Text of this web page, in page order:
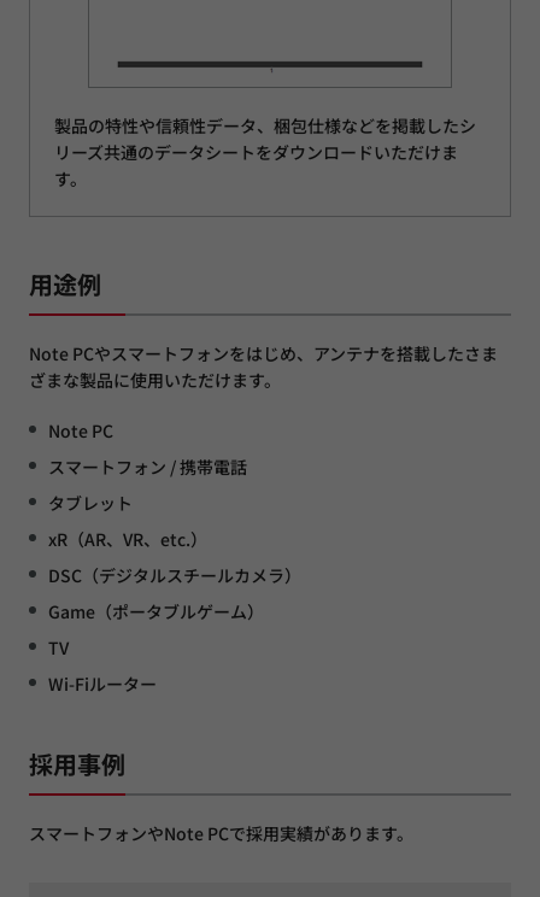
製品の特性や信頼性データ、梱包仕様などを掲載したシ
リーズ共通のデータシートをダウンロードいただけま
す。
用途例
Note PCやスマートフォンをはじめ、アンテナを搭載したさま
ざまな製品に使用いただけます。
Note PC
スマートフォン / 携帯電話
タブレット
xR（AR、VR、etc.）
DSC（デジタルスチールカメラ）
Game（ポータブルゲーム）
TV
Wi-Fiルーター
採用事例
スマートフォンやNote PCで採用実績があります。